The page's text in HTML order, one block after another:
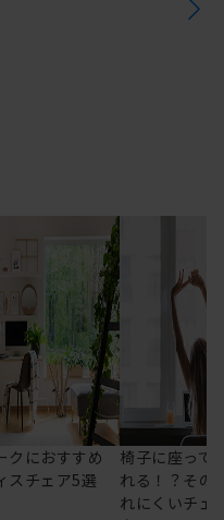
クにおすすめ
スチェア5選
椅子に座って
れる！？その
れにくいチェ